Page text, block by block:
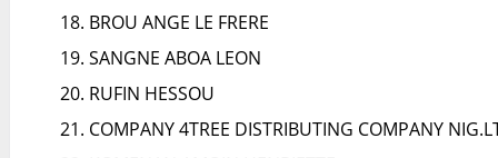
BROU ANGE LE FRERE
SANGNE ABOA LEON
RUFIN HESSOU
COMPANY 4TREE DISTRIBUTING COMPANY